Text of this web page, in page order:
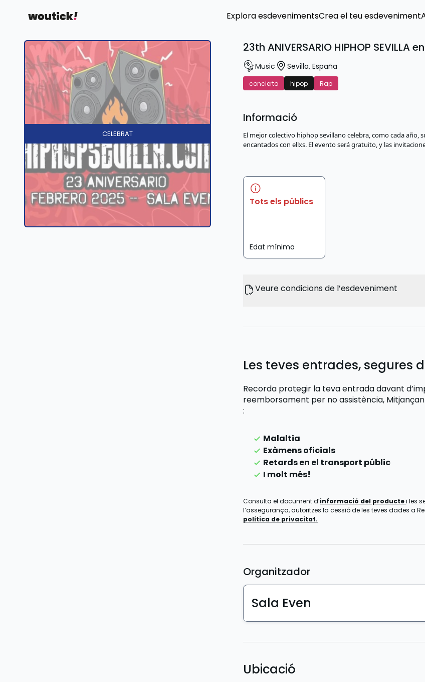
Explora esdevenimentsCrea el teu esdeveniment
CELEBRAT
23th ANIVERSARIO HIPHOP SEVILLA
Music Sevilla, España
concierto hipop Rap
Informació
El mejor colectivo hiphop sevillano celebra, como cada año,
encantados con ellxs. El evento será gratuito, y las
Tots els públics
Edat mínima
Veure condicions de l’esdeveniment
Les teves entrades, segures
Recorda protegir la teva entrada davant
reemborsament per no assistència,
:
Malaltia
Exàmens oficials
Retards en el transport públic
I molt més!
Consulta el document d’informació del productei les
l’assegurança, autoritzes la cessió de les teves dades a
política de privacitat.
Organitzador
Sala Even
Ubicació